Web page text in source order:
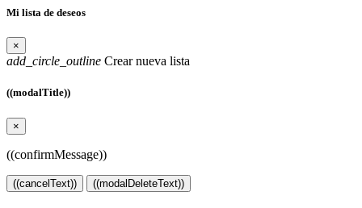
Mi lista de deseos
×
add_circle_outline Crear nueva lista
((modalTitle))
×
((confirmMessage))
((cancelText)) ((modalDeleteText))